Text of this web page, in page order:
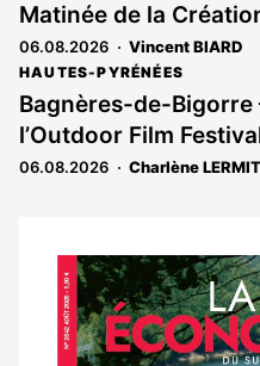
Matinée de la
06.08.2026 Vincent BIARD
HAUTES-PYRÉNÉES
Bagnères-de-Bigorre
l’Outdoor Film
06.08.2026 Charlène
Notre
dernier
magazine